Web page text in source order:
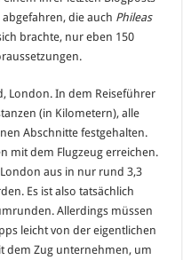
die auch Phileas
brachte, nur eben 150
London. In dem Reiseführer
(in Kilometern), alle
Abschnitte festgehalten.
mit dem Flugzeug erreichen.
aus in nur rund 3,3
Es ist also tatsächlich
Allerdings müssen
leicht von der eigentlichen
dem Zug unternehmen, um